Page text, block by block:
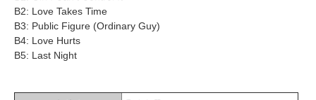
B2: Love Takes Time
B3: Public Figure (Ordinary Guy)
B4: Love Hurts
B5: Last Night